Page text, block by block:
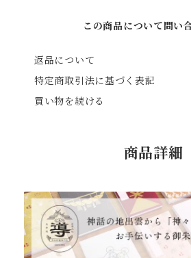
この商品について問い
返品について
特定商取引法に基づく表記
買い物を続ける
商品詳細